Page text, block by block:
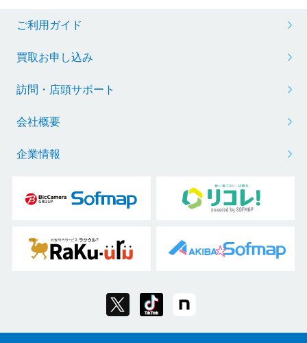
ご利用ガイド
買取お申し込み
訪問・店頭サポート
会社概要
企業情報